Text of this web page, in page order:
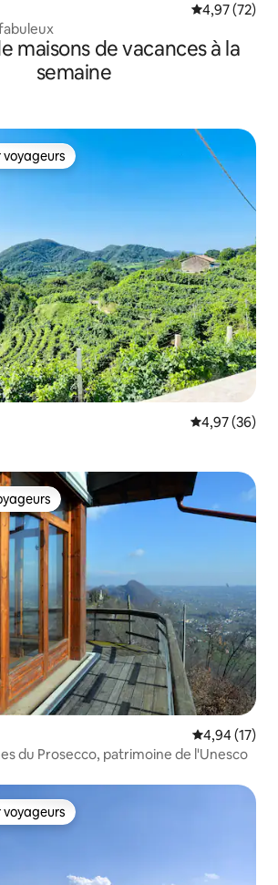
Évaluation
4,97 (72)
maisons de vacances à la
semaine
les plus appréciés
Évaluation
4,97 (36)
Évaluation
4,94 (17)
du Prosecco, patrimoine de l'Unesco
les plus appréciés